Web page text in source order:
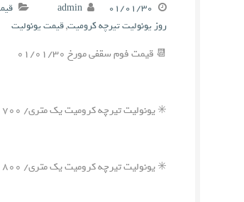
۰۱/۰۱/۳۰ admin
روز یونولیت تیرچه کرومیت,قیمت یونولیت
📆 قیمت فوم سقفی مورخ ۰۱/۰۱/۳۰
✳️ یونولیت تیرچه کرومیت یک متری/ ۷۰۰ الی ۸۰۰ گرم ⬅️۵۵۰,۰۰۰ ریال
✳️ یونولیت تیرچه کرومیت یک متری/ ۸۰۰ الی ۹۰۰ گرم ⬅️۶۰۰,۰۰۰ ریال